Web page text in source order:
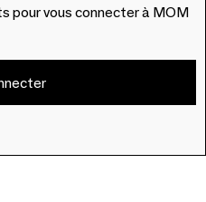
pour vous connecter à MOM